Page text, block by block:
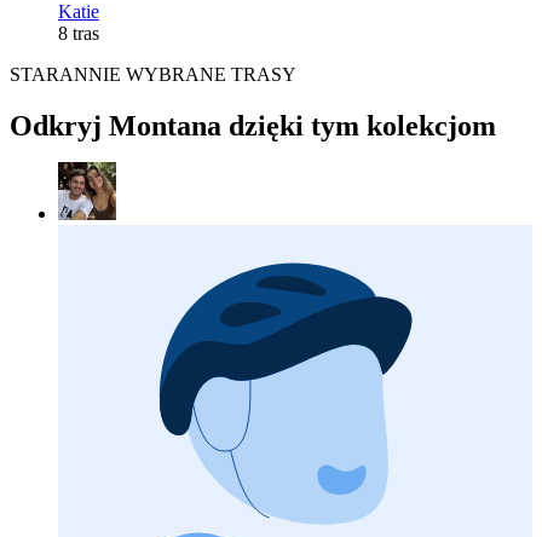
Katie
8 tras
STARANNIE WYBRANE TRASY
Odkryj Montana dzięki tym kolekcjom